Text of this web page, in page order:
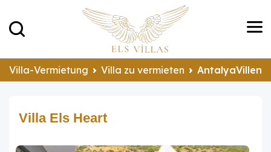
Villa-Vermietung Villa zu vermieten AntalyaVillen
Villa Els Heart